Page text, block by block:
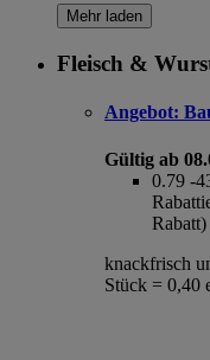
Mehr laden
Fleisch &
Angebot:
Gültig ab
0.79 -
Rabatt)
knackfrisch
Stück = 0,40